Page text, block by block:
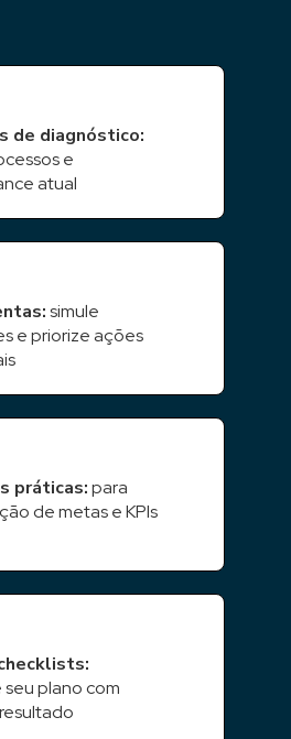
de diagnóstico:
e
atual
simule
e priorize ações
práticas:para
de metas e KPIs
plano com